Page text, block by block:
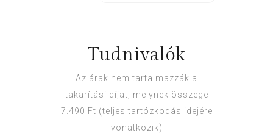
Tudnivalók
Az árak nem tartalmazzák a
takarítási díjat, melynek összege
7.490 Ft (teljes tartózkodás idejére
vonatkozik)